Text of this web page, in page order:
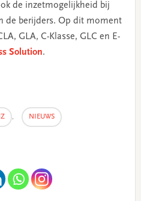
de inzetmogelijkheid bij
de berijders. Op dit moment
GLA, C-Klasse, GLC en E-
Solution.
, NIEUWS